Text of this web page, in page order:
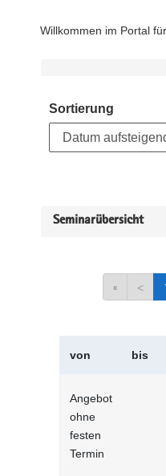
Willkommen im Portal
Sortierung
Seminarübersicht
« <
von bis
Angebot
ohne
festen
Termin